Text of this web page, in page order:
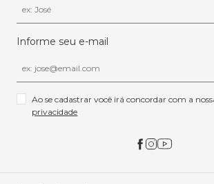
Informe seu e-mail
Ao se cadastrar você irá concordar com a
privacidade